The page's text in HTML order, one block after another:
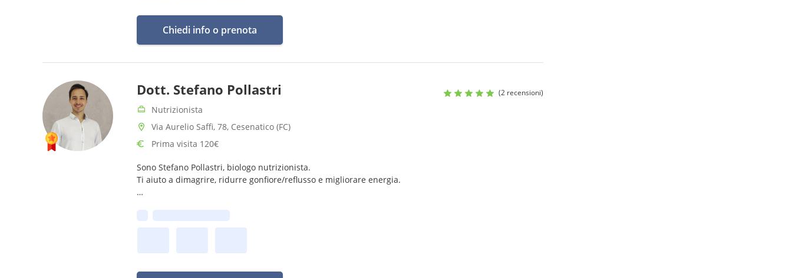
Chiedi info o prenota
Dott. Stefano Pollastri (2 recensioni)
Nutrizionista
Via Aurelio Saffi, 78, Cesenatico (FC)
Prima visita 120€
Sono Stefano Pollastri, biologo nutrizionista.
Ti aiuto a dimagrire, ridurre gonfiore/reflusso e migliorare energia.